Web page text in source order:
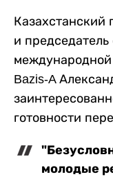
Казахстанский
и председатель
международной
Bazis-A
готовности
молодые